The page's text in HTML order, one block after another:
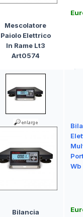
Mescolatore
Paiolo Elettrico
In Rame Lt3
Art0574
Bilancia
Wb